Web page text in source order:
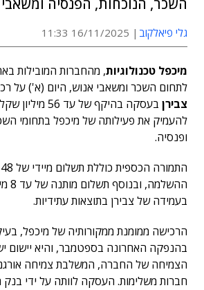
השכר, הנוכחות, הפנסיה
גלי פיאלקוב 16/11/2025 11:33
מיכפל טכנולוגיות, מהחברות המובילות
לתחום השכר ומשאבי אנוש, היום (א') על רכישת
צבירן
בעסקה בהיקף של
להעמיק את פעילותה של מיכפל בתחומי
ופנסיה.
בעמידה של צבירן בתוצאות עתידיות.
הרכישה ממומנת ממקורותיה של מיכפל,
בהנפקה האחרונה בספטמבר, והיא יישום
הצמיחה של החברה, המשלבת צמיחה
חברות משלימות. העסקה לוותה על ידי